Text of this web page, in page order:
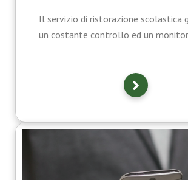
Il servizio di ristorazione scolastica
un costante controllo ed un